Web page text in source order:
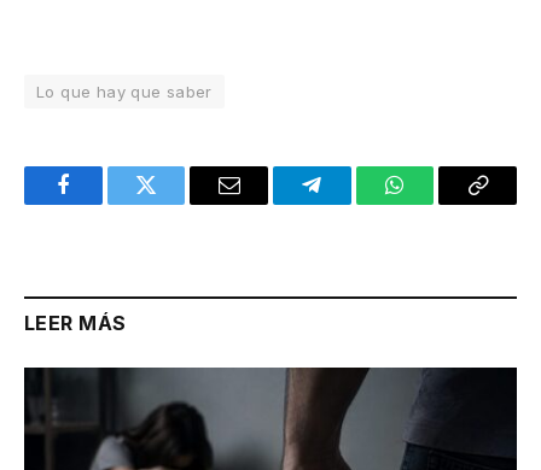
Lo que hay que saber
FacebookTwitter Email TelegramWhatsAppCopy
LEER MÁS